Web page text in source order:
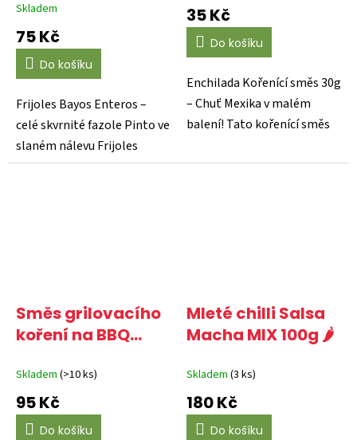
Skladem
75 Kč
Do košíku
Frijoles Bayos Enteros –
celé skvrnité fazole Pinto ve
slaném nálevu Frijoles
Bayos Enteros od...
35 Kč
Do košíku
Enchilada Kořenící směs 30g
– Chuť Mexika v malém
balení! Tato kořenící směs
Směs grilovacího
koření na BBQ
Skladem (>10 ks)
95 Kč
Do košíku
Mleté chilli Salsa
Macha MIX 100g 🌶️
Skladem (3 ks)
180 Kč
Do košíku